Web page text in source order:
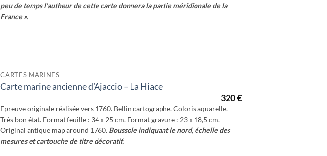
peu de temps l’autheur de cette carte donnera la partie méridionale de la
France ».
CARTES MARINES
Carte marine ancienne d’Ajaccio – La Hiace
320€
Epreuve originale réalisée vers 1760. Bellin cartographe. Coloris aquarelle.
Très bon état. Format feuille : 34 x 25 cm. Format gravure : 23 x 18,5 cm.
Original antique map around 1760. Boussole indiquant le nord, échelle des
mesures et cartouche de titre décoratif.